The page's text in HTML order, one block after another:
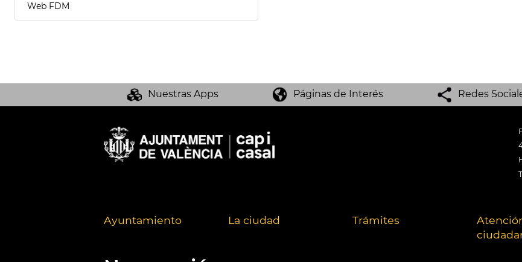
Web FDM
Nuestras Apps Páginas de Interés Redes
Ayuntamiento La ciudad Trámites